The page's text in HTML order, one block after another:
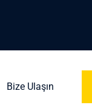
Bize Ulaşın